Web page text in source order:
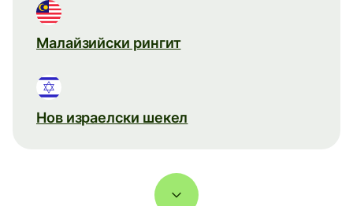
Малайзийски рингит
Нов израелски шекел